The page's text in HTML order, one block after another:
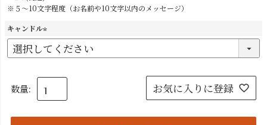
※５～10文字程度（お名前や10文字以内のメッセージ）
キャンドル
(
必
お気に入りに登録